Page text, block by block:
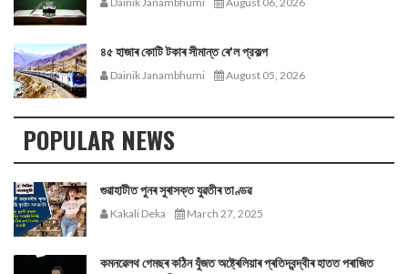
৪৫ হাজাৰ কোটি টকাৰ সীমান্ত ৰে'ল প্রকল্প
Dainik Janambhumi August 05, 2026
POPULAR NEWS
গুৱাহাটীত পুনৰ সুৰাসক্ত যুৱতীৰ তাণ্ডৱ
Kakali Deka March 27, 2025
কমনৱেলথ গেমছৰ কঠিন যুঁজত অষ্ট্ৰেলিয়াৰ প্ৰতিদ্বন্দ্বীৰ হাতত পৰাজিত